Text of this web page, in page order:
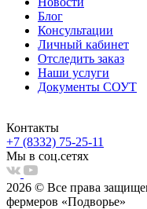
Блог
Консультации
Личный кабинет
Отследить заказ
Наши услуги
Документы СОУТ
Контакты
+7 (8332) 75-25-11
Мы в соц.сетях
2026 © Все права
фермеров «Подворье»